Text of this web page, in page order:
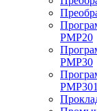
PMP20
PMP30
PMP301